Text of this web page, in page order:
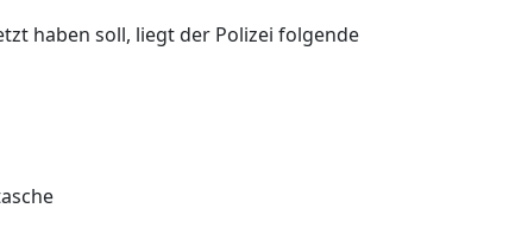
haben soll, liegt der Polizei folgende